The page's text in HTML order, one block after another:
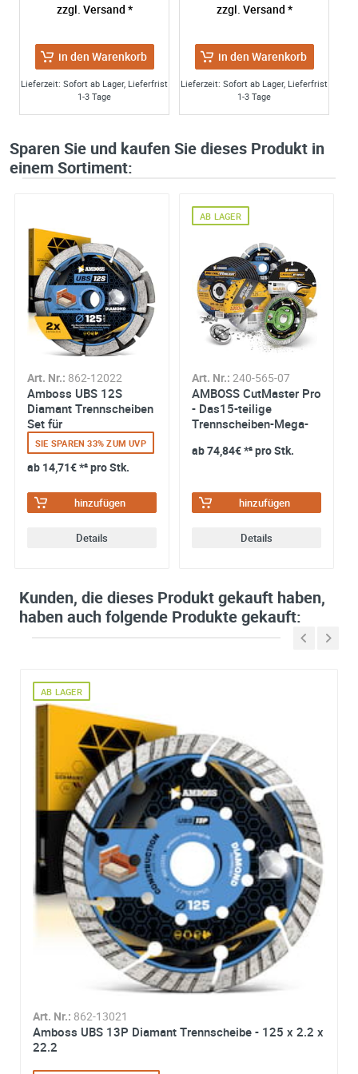
zzgl. Versand *
in den Warenkorb
Lieferzeit: Sofort ab Lager, Lieferfrist
1-3 Tage
zzgl. Versand *
in den Warenkorb
Lieferzeit: Sofort ab Lager, Lieferfrist
1-3 Tage
Sparen Sie und kaufen Sie dieses Produkt in
einem Sortiment:
Art. Nr.: 862-12022
Amboss UBS 12S
Diamant Trennscheiben
Set für
Mauerschlitzfräse (2
Stück) - 12...
SIE SPAREN 33% ZUM UVP
ab 14,71€*² pro Stk.
hinzufügen
Details
Art. Nr.: 240-565-07
AMBOSS CutMaster Pro
- Das15-teilige
Trennscheiben-Mega-
AB LAGER
ab74,84€*² pro Stk.
hinzufügen
Details
Kunden, die dieses Produkt gekauft haben,
haben auch folgende Produkte gekauft:
Art. Nr.: 862-13021
Amboss UBS 13P Diamant Trennscheibe - 125 x 2.2 x
22.2
AB LAGER